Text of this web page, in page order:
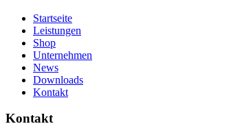
Startseite
Leistungen
Shop
Unternehmen
News
Downloads
Kontakt
Kontakt